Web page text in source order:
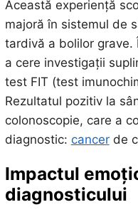
Această experiență
majoră în sistemul de
tardivă a bolilor grave.
a cere investigații
test FIT (test
Rezultatul pozitiv la
colonoscopie, care a
diagnostic: cancerde
Impactul
diagnosticului